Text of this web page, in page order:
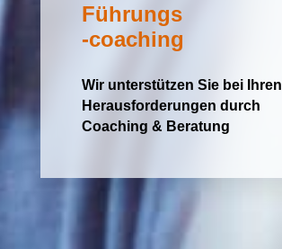
Führungs
-coaching
Wir unterstützen Sie bei Ihren
Herausforderungen durch
Coaching & Beratung